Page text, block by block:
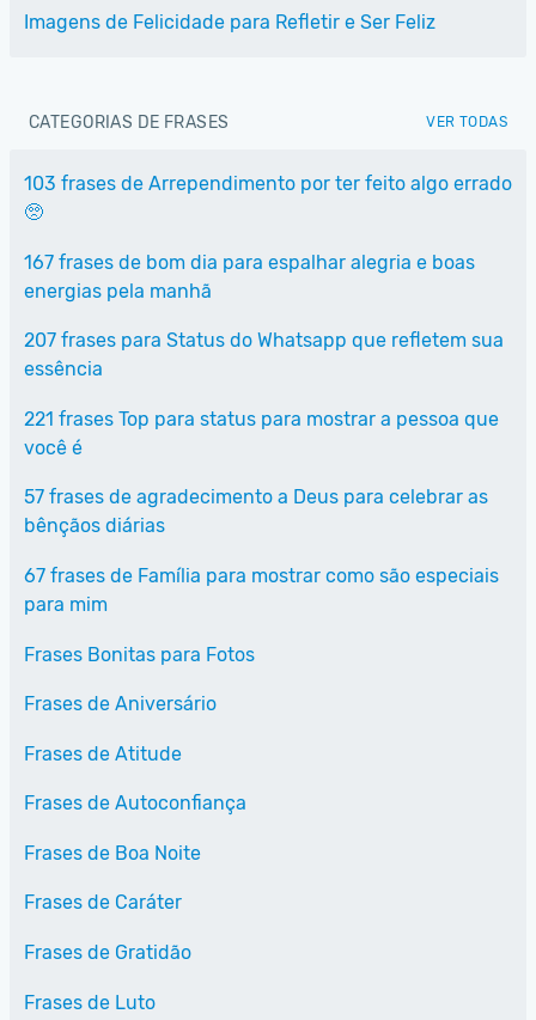
Imagens de Felicidade para Refletir e Ser Feliz
CATEGORIAS DE FRASES VER TODAS
103 frases de Arrependimento por ter feito algo errado
🥺
167 frases de bom dia para espalhar alegria e boas
energias pela manhã
207 frases para Status do Whatsapp que refletem sua
essência
221 frases Top para status para mostrar a pessoa que
você é
57 frases de agradecimento a Deus para celebrar as
bênçãos diárias
67 frases de Família para mostrar como são especiais
para mim
Frases Bonitas para Fotos
Frases de Aniversário
Frases de Atitude
Frases de Autoconfiança
Frases de Boa Noite
Frases de Caráter
Frases de Gratidão
Frases de Luto